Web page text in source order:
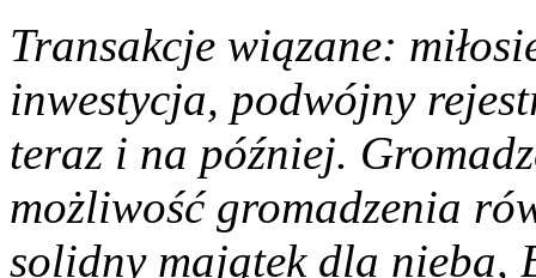
Transakcje wiązane:
inwestycja, podwójny
teraz i na później.
możliwość gromadzenia
solidny majątek dla nieba,